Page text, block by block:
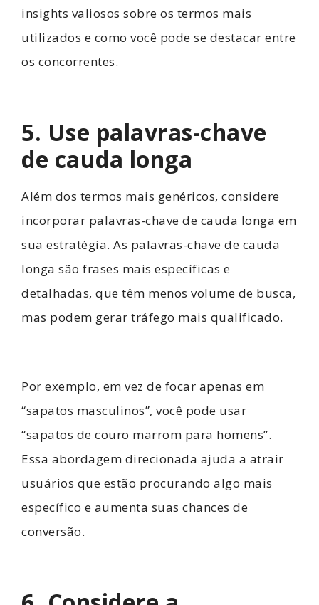
insights valiosos sobre os termos mais
utilizados e como você pode se destacar entre
os concorrentes.
5. Use palavras-chave
de cauda longa
Além dos termos mais genéricos, considere
incorporar palavras-chave de cauda longa em
sua estratégia. As palavras-chave de cauda
longa são frases mais específicas e
detalhadas, que têm menos volume de busca,
mas podem gerar tráfego mais qualificado.
Por exemplo, em vez de focar apenas em
“sapatos masculinos”, você pode usar
“sapatos de couro marrom para homens”.
Essa abordagem direcionada ajuda a atrair
usuários que estão procurando algo mais
específico e aumenta suas chances de
conversão.